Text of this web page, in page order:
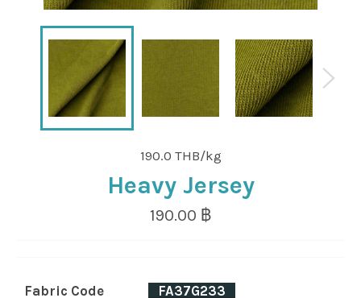
190.0 THB/kg
Heavy Jersey
Regular
190.00 ฿
Fabric Code FA37G233